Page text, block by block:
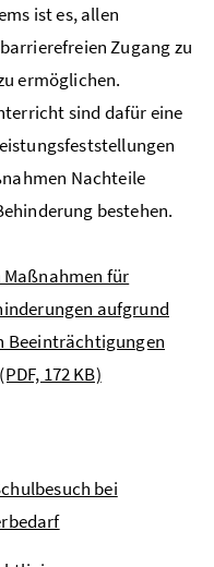
ist es, allen
Zugang zu
ermöglichen.
sind dafür eine
Nachteile
bestehen.
Maßnahmen für
aufgrund
Beeinträchtigungen
(PDF, 172 KB)
bei